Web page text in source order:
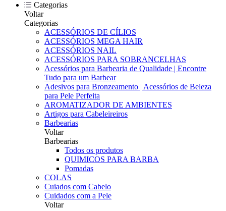
Categorias
Voltar
Categorias
ACESSÓRIOS DE CÍLIOS
ACESSÓRIOS MEGA HAIR
ACESSÓRIOS NAIL
ACESSÓRIOS PARA SOBRANCELHAS
Acessórios para Barbearia de Qualidade | Encontre
Tudo para um Barbear
Adesivos para Bronzeamento | Acessórios de Beleza
para Pele Perfeita
AROMATIZADOR DE AMBIENTES
Artigos para Cabeleireiros
Barbearias
Voltar
Barbearias
Todos os produtos
QUIMICOS PARA BARBA
Pomadas
COLAS
Cuiados com Cabelo
Cuidados com a Pele
Voltar